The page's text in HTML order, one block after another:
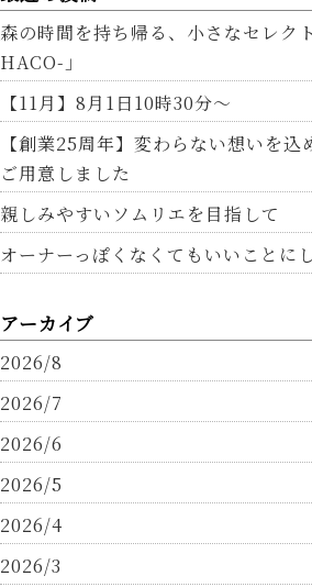
森の時間を持ち帰る、小さなセレク
HACO-」
【11月】8月1日10時30分～
【創業25周年】変わらない想いを
ご用意しました
親しみやすいソムリエを目指して
オーナーっぽくなくてもいいことに
アーカイブ
2026/8
2026/7
2026/6
2026/5
2026/4
2026/3